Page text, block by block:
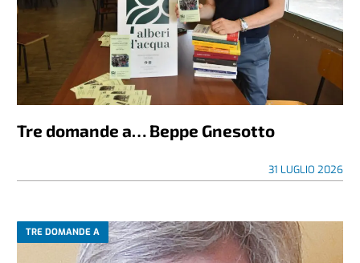
Tre domande a… Beppe Gnesotto
31 LUGLIO 2026
TRE DOMANDE A